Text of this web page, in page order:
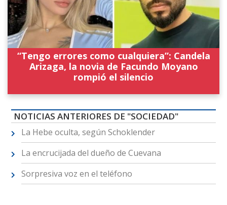
“Tengo errores como cualquiera”: Candela
Arizaga, la novia de Facundo Moyano
rompió el silencio
NOTICIAS ANTERIORES DE "SOCIEDAD"
La Hebe oculta, según Schoklender
La encrucijada del dueño de Cuevana
Sorpresiva voz en el teléfono